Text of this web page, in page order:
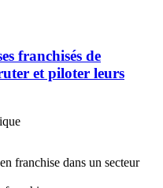
franchisés de
et piloter leurs
franchise dans un secteur